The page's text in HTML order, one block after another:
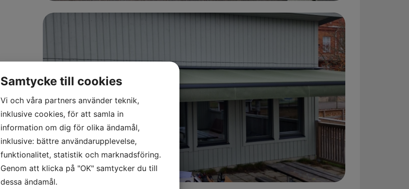
Samtycke till cookies
Vi och våra partners använder teknik,
inklusive cookies, för att samla in
information om dig för olika ändamål,
inklusive: bättre användarupplevelse,
funktionalitet, statistik och marknadsföring.
Genom att klicka på "OK" samtycker du till
dessa ändamål.